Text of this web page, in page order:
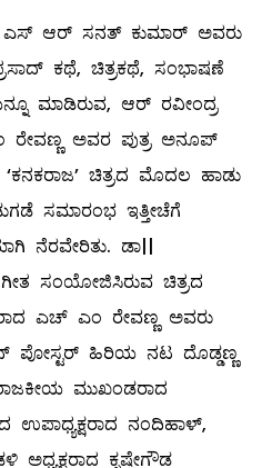
ಎಸ್ ಆರ್ ಸನತ್ ಕುಮಾರ್ ಅವರು
ಕಥೆ, ಚಿತ್ರಕಥೆ, ಸಂಭಾಷಣೆ
ಮಾಡಿರುವ, ಆರ್ ರವೀಂದ್ರ
ಅವರ ಪುತ್ರ ಅನೂಪ್‍
ಚಿತ್ರದ ಮೊದಲ ಹಾಡು
ಸಮಾರಂಭ ಇತ್ತೀಚೆಗೆ
ನೆರವೇರಿತು. ಡಾ||
ಸಂಯೋಜಿಸಿರುವ ಚಿತ್ರದ
ಎಚ್ ಎಂ ರೇವಣ್ಣ ಅವರು
ಪೋಸ್ಟರ್ ಹಿರಿಯ ನಟ ದೊಡ್ಡಣ್ಣ
ಮುಖಂಡರಾದ
ನಂದಿಹಾಳ್,
ಕೃಷ್ಣೇಗೌಡ